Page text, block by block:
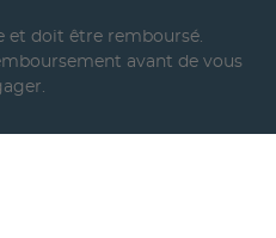
et doit être remboursé.
avant de vous